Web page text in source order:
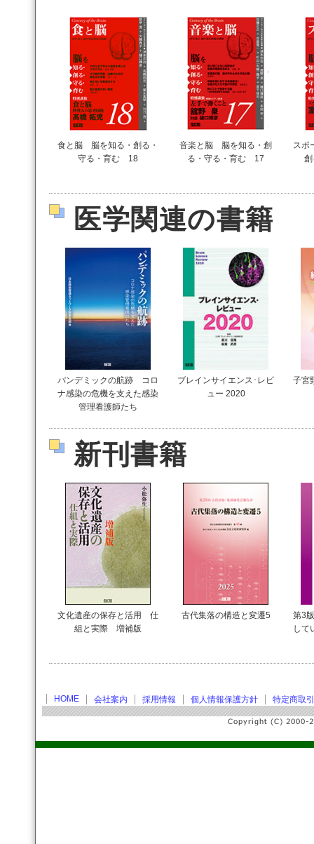
食と脳 脳を知る・創る・
守る・育む 18
音楽と脳 脳を知る・創
る・守る・育む 17
スポ
医学関連の書籍
パンデミックの航跡 コロ
ナ感染の危機を支えた感染
管理看護師たち
ブレインサイエンス･レビ
ュー 2020
子宮
新刊書籍
文化遺産の保存と活用 仕
組と実際 増補版
古代集落の構造と変遷5
第3
して
HOME 会社案内 採用情報 個人情報保護方針 特定商取